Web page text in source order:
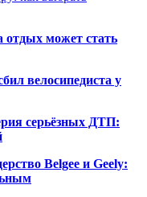
отдых может стать
велосипедиста у
серьёзных ДТП:
Belgee и Geely: